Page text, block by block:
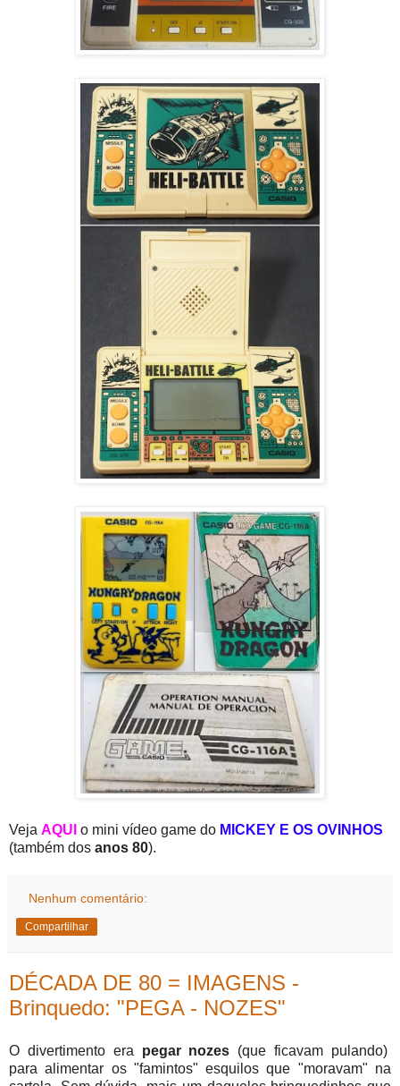
Veja AQUI o mini vídeo game do MICKEY E OS OVINHOS
(também dos anos 80).
Nenhum comentário:
Compartilhar
DÉCADA DE 80 = IMAGENS -
Brinquedo: "PEGA - NOZES"
O divertimento era pegar nozes (que ficavam pulando)
para alimentar os "famintos" esquilos que "moravam" na